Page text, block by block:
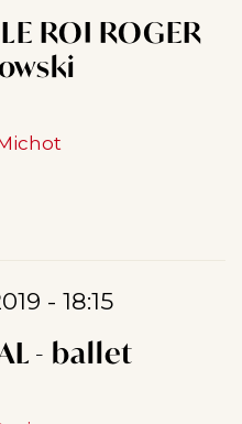
ROI ROGER
- 18:15
- ballet